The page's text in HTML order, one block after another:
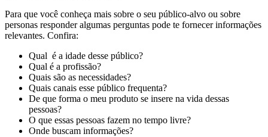
Para que você conheça mais sobre o seu público-alvo ou sobre
personas responder algumas perguntas pode te fornecer informações
relevantes. Confira:
Qual é a idade desse público?
Qual é a profissão?
Quais são as necessidades?
Quais canais esse público frequenta?
De que forma o meu produto se insere na vida dessas
pessoas?
O que essas pessoas fazem no tempo livre?
Onde buscam informações?